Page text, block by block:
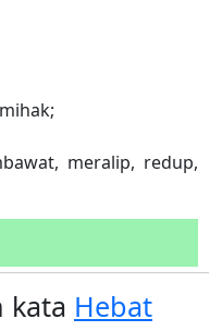
meralip, redup,
kata Hebat